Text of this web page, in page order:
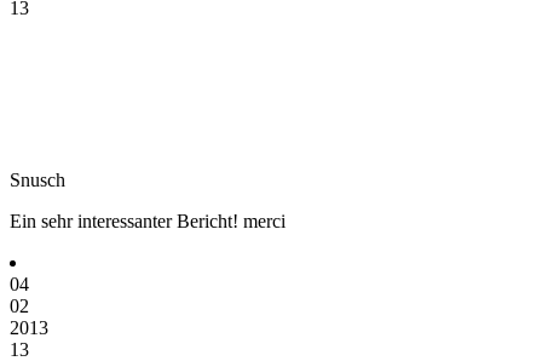
13
Snusch
Ein sehr interessanter Bericht! merci
04
02
2013
13